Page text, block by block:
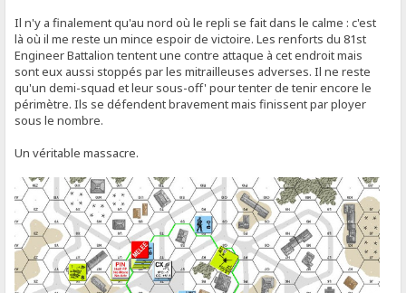
Il n'y a finalement qu'au nord où le repli se fait dans le calme : c'est
là où il me reste un mince espoir de victoire. Les renforts du 81st
Engineer Battalion tentent une contre attaque à cet endroit mais
sont eux aussi stoppés par les mitrailleuses adverses. Il ne reste
qu'un demi-squad et leur sous-off' pour tenter de tenir encore le
périmètre. Ils se défendent bravement mais finissent par ployer
sous le nombre.
Un véritable massacre.